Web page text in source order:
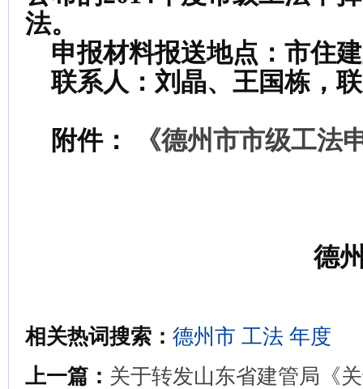
法。
申报材料报送地点：市住
联系人：刘晶、王国栋，
附件： 《德州市市级工法
德
相关热词搜索： 德州市 工法 年度
上一篇： 关于转发山东省建管局《